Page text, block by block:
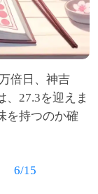
倍日、神吉
、27.3を迎えま
を持つのか確
6/15